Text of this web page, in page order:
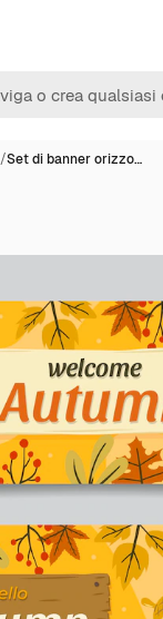
/Set di banner orizzo…